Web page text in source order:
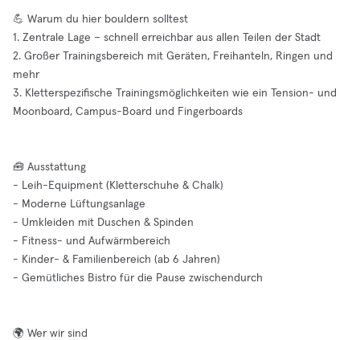
💪 Warum du hier bouldern solltest
1. Zentrale Lage – schnell erreichbar aus allen Teilen der Stadt
2. Großer Trainingsbereich mit Geräten, Freihanteln, Ringen und
mehr
3. Kletterspezifische Trainingsmöglichkeiten wie ein Tension- und
Moonboard, Campus-Board und Fingerboards
🧰 Ausstattung
- Leih-Equipment (Kletterschuhe & Chalk)
- Moderne Lüftungsanlage
- Umkleiden mit Duschen & Spinden
- Fitness- und Aufwärmbereich
- Kinder- & Familienbereich (ab 6 Jahren)
- Gemütliches Bistro für die Pause zwischendurch
🌍 Wer wir sind